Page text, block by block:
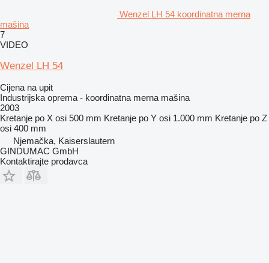
Wenzel LH 54 koordinatna merna
mašina
7
VIDEO
Wenzel LH 54
Cijena na upit
Industrijska oprema - koordinatna merna mašina
2003
Kretanje po X osi 500 mm Kretanje po Y osi 1.000 mm Kretanje po Z
osi 400 mm
Njemačka, Kaiserslautern
GINDUMAC GmbH
Kontaktirajte prodavca